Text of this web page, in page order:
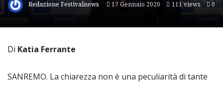
Redazione Festivalnews 17 Gennaio 2020 111 views 0
Di Katia Ferrante
SANREMO. La chiarezza non è una peculiarità di tante